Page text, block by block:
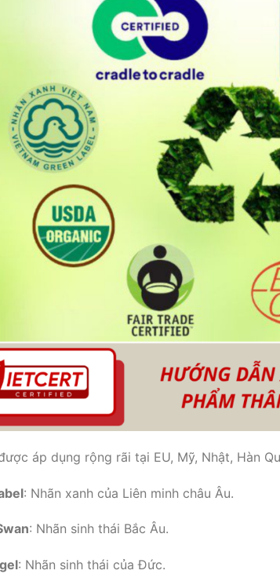
áp dụng rộng rãi tại EU, Mỹ, Nhật, Hàn
: Nhãn xanh của Liên minh châu Âu.
: Nhãn sinh thái Bắc Âu.
: Nhãn sinh thái của Đức.